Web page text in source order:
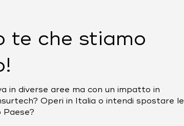
te che stiamo
in diverse aree ma con un impatto in
Operi in Italia o intendi spostare le